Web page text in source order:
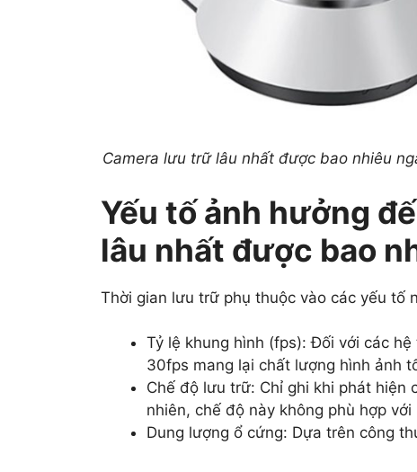
Camera lưu trữ lâu nhất được bao nhiêu
Yếu tố ảnh hưởng
lâu nhất được bao
Thời gian lưu trữ phụ thuộc vào các yếu tố
Tỷ lệ khung hình (fps): Đối với các
30fps mang lại chất lượng hình ảnh
Chế độ lưu trữ: Chỉ ghi khi phát hiện
nhiên, chế độ này không phù hợp
Dung lượng ổ cứng: Dựa trên công